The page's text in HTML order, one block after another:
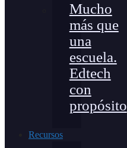
Mucho
más que
una
escuela.
Edtech
con
propósito
Recursos